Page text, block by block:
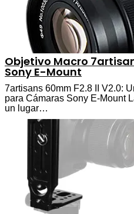
Objetivo Macro
Sony E-Mount
7artisans 60mm F2.8 II V2.0:
para Cámaras Sony E-Mount
un lugar…